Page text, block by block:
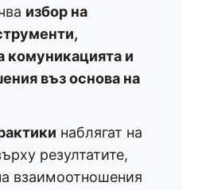
избор на
комуникацията и
въз основа на
наблягат на
резултатите,
взаимоотношения